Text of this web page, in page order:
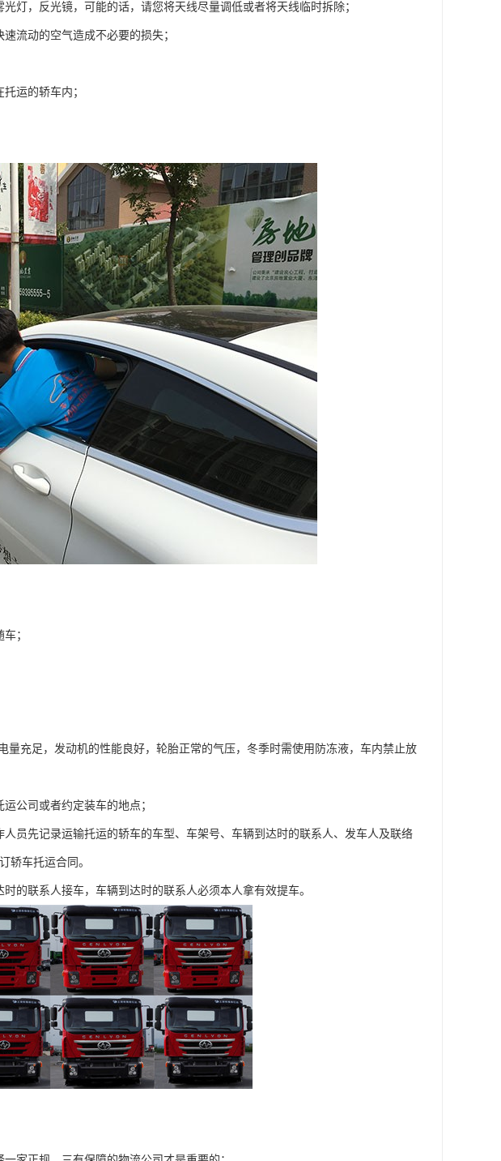
灯，反光镜，可能的话，请您将天线尽量调低或者将天线临时拆除；
流动的空气造成不必要的损失；
运的轿车内；
；
充足，发动机的性能良好，轮胎正常的气压，冬季时需使用防冻液，车内禁止放
公司或者约定装车的地点；
员先记录运输托运的轿车的车型、车架号、车辆到达时的联系人、发车人及联络
轿车托运合同。
的联系人接车，车辆到达时的联系人必须本人拿有效提车。